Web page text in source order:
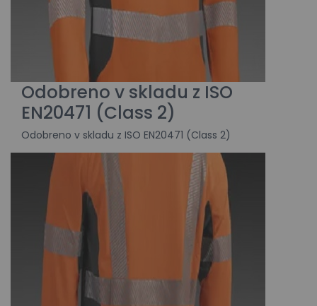
Odobreno v skladu z ISO
EN20471 (Class 2)
Odobreno v skladu z ISO EN20471 (Class 2)